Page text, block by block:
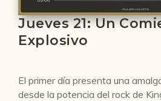
Jueves 21: Un
Explosivo
El primer día presenta una
desde la potencia del rock de